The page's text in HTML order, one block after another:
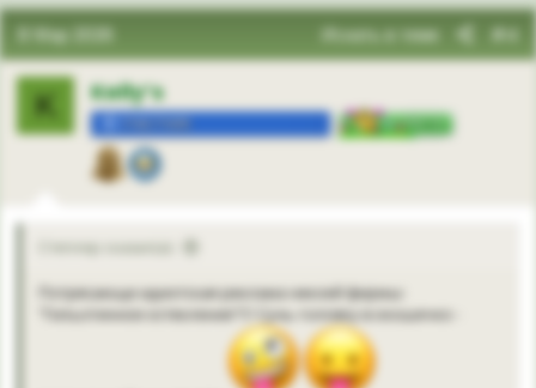
8 Мар 2026 Искать в теме #4
K Kelly’s
Степлер сказал(а):
Потрясающе идиотская реклама некоей фирмы:
"Гильотинное остекление"!!! Сунь головку в окошечко -